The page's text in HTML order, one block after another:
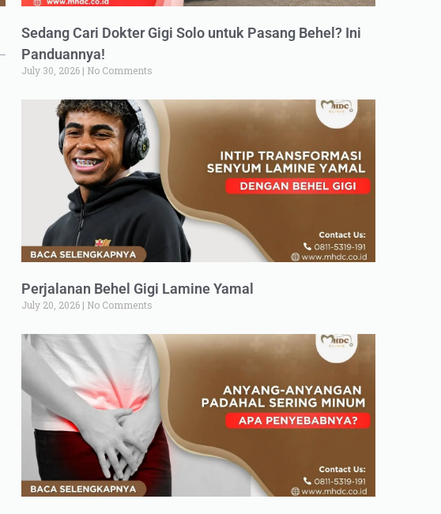
Sedang Cari Dokter Gigi Solo untuk Pasang Behel? Ini
Panduannya!
July 30, 2026 No Comments
Perjalanan Behel Gigi Lamine Yamal
July 20, 2026 No Comments